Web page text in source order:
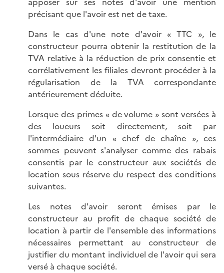
précisant que l'avoir est net de taxe.
Dans le cas d'une note d'avoir « TTC », le
constructeur pourra obtenir la restitution de la
TVA relative à la réduction de prix consentie et
corrélativement les filiales devront procéder à la
régularisation de la TVA correspondante
antérieurement déduite.
Lorsque des primes « de volume » sont versées à
des loueurs soit directement, soit par
l'intermédiaire d'un « chef de chaîne », ces
sommes peuvent s'analyser comme des rabais
consentis par le constructeur aux sociétés de
location sous réserve du respect des conditions
suivantes.
Les notes d'avoir seront émises par le
constructeur au profit de chaque société de
location à partir de l'ensemble des informations
nécessaires permettant au constructeur de
justifier du montant individuel de l'avoir qui sera
versé à chaque société.